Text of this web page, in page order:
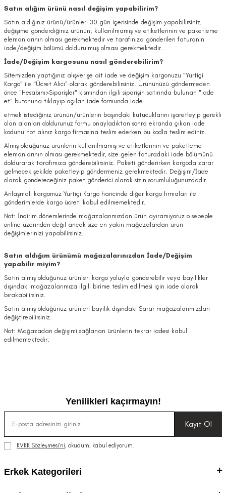
Satın alığım ürünü nasıl değişim yapabilirim?
Satın aldığınız ürünü/ürünleri 30 gün içerisinde değişim yapabilirsiniz,
değişime gönderdiğiniz ürünün; kullanılmamış ve etiketlerinin ve paketleme
elemanlarının olması gerekmektedir ve tarafınıza gönderilen faturanın
iade/değişim bölümü doldurulmuş olması gerekmektedir.
İade/Değişim kargosunu nasıl gönderebilirim?
Sitemizden yaptığınız alışverişe ait iade ve değişim kargonuzu ”Yurtiçi
Kargo” ile “Ücret Alıcı” olarak gönderebilirsiniz. Ürününüzü göndermeden
önce "Hesabım>Siparişler" kısmından ilgili siparişin satırında bulunan "iade
et" butonuna tıklayıp açılan iade formunda iade
etmek istediğiniz ürünün/ürünlerin başındaki kutucuklarını işaretleyip gerekli
olan alanları doldurunuz formu onayladıktan sonra ekranda çıkan iade
kodunu not alınız kargo firmasına teslim ederken bu kodla teslim ediniz.
Almış olduğunuz ürünlerin kullanılmamış ve etiketlerinin ve paketleme
elemanlarının olması gerekmektedir, size gelen faturadaki iade bölümünü
doldurarak tarafımıza gönderebilirsiniz. Paketi gönderirken kargoda zarar
gelmecek şekilde paketleyip göndermeniz gerekmektedir. Değişim/İade
olarak göndereceğiniz paket gönderici olarak sizin sorumluluğunuzdadır.
Anlaşmalı kargomuz Yurtiçi Kargo haricinde diğer kargo firmaları ile
gönderimlerde kargo ücreti kabul edilmemektedir.
Not: İndirim dönemlerinde mağazalarımızdan ürün ayıramıyoruz o sebeple
online üzerinden değil ancak size en yakın mağazalardan ürün
değişimlerinizi yapabilirsiniz.
Satın aldığım ürünümü mağazalarınızdan İade/Değişim
yapabilir miyim?
Satın almış olduğunuz ürünleri kargo yoluyla gönderebilir veya bayilikler
dışındaki mağazalarımıza ilgili birime teslim edilmesi için iade olarak
bırakabilirsiniz.
Satın almış olduğunuz ürünleri bayilik dışındaki Sarar mağazalarımızdan
değiştirebilirsiniz.
Not: Mağazadan değişimi sağlanan ürünlerin tekrar iadesi kabul
edilmemektedir.
Yenilikleri kaçırmayın!
Kayıt Ol
KVKK Sözleşmesi'ni, okudum, kabul ediyorum.
Erkek Kategorileri